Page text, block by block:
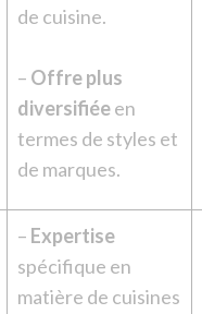
de cuisine.
– Offre plus
diversifiéeen
termes de styles et
de marques.
– Expertise
spécifique en
matière de cuisines